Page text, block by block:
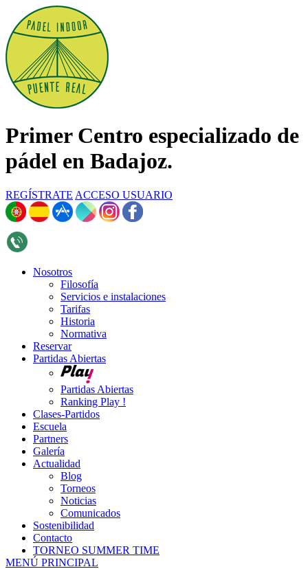
Primer Centro especializado de
pádel en Badajoz.
REGÍSTRATE ACCESO USUARIO
Nosotros
Filosofía
Servicios e instalaciones
Tarifas
Historia
Normativa
Reservar
Partidas Abiertas
Partidas Abiertas
Ranking Play !
Clases-Partidos
Escuela
Partners
Galería
Actualidad
Blog
Torneos
Noticias
Comunicados
Sostenibilidad
Contacto
TORNEO SUMMER TIME
MENÚ PRINCIPAL